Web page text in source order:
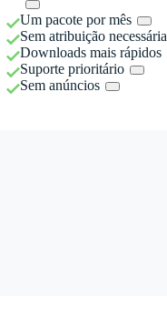
Um pacote por mês
Sem atribuição necessária
Downloads mais rápidos
Suporte prioritário
Sem anúncios